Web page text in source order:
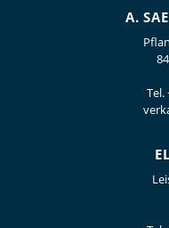
A.
Tel.